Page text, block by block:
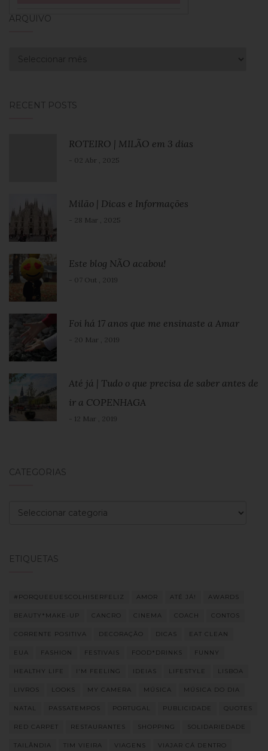
ARQUIVO
RECENT POSTS
ROTEIRO | MILÃO em 3 dias
- 02 Abr , 2025
Milão | Dicas e Informações
- 28 Mar , 2025
Este blog NÃO acabou!
- 07 Out , 2019
Foi há 17 anos que me ensinaste a Amar
- 20 Mar , 2019
Até já | Tudo o que precisa de saber antes de
ir a COPENHAGA
- 12 Mar , 2019
CATEGORIAS
Categorias
ETIQUETAS
#PORQUEEUESCOLHISERFELIZ AMOR ATÉ JÁ! AWARDS
BEAUTY*MAKE-UP CANCRO CINEMA COACH CONTOS
CORRENTE POSITIVA DECORAÇÃO DICAS EAT CLEAN
EUA FASHION FESTIVAIS FOOD*DRINKS FUNNY
HEALTHY LIFE I'M FEELING IDEIAS LIFESTYLE LISBOA
LIVROS LOOKS MY CAMERA MÚSICA MÚSICA DO DIA
NATAL PASSATEMPOS PORTUGAL PUBLICIDADE QUOTES
RED CARPET RESTAURANTES SHOPPING SOLIDARIEDADE
TAILÂNDIA TIM VIEIRA VIAGENS VIAJAR CÁ DENTRO